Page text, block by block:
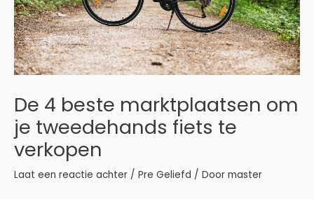
De 4 beste marktplaatsen om
je tweedehands fiets te
verkopen
Laat een reactie achter / Pre Geliefd / Door master